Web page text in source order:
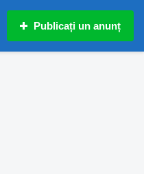
Publicați un anunț